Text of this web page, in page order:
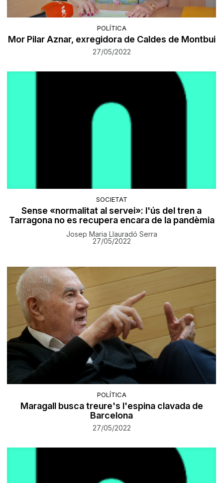
POLÍTICA
Mor Pilar Aznar, exregidora de Caldes de Montbui
27/05/2022
SOCIETAT
Sense «normalitat al servei»: l'ús del tren a
Tarragona no es recupera encara de la pandèmia
Josep Maria Llauradó Serra
27/05/2022
POLÍTICA
Maragall busca treure's l'espina clavada de
Barcelona
27/05/2022